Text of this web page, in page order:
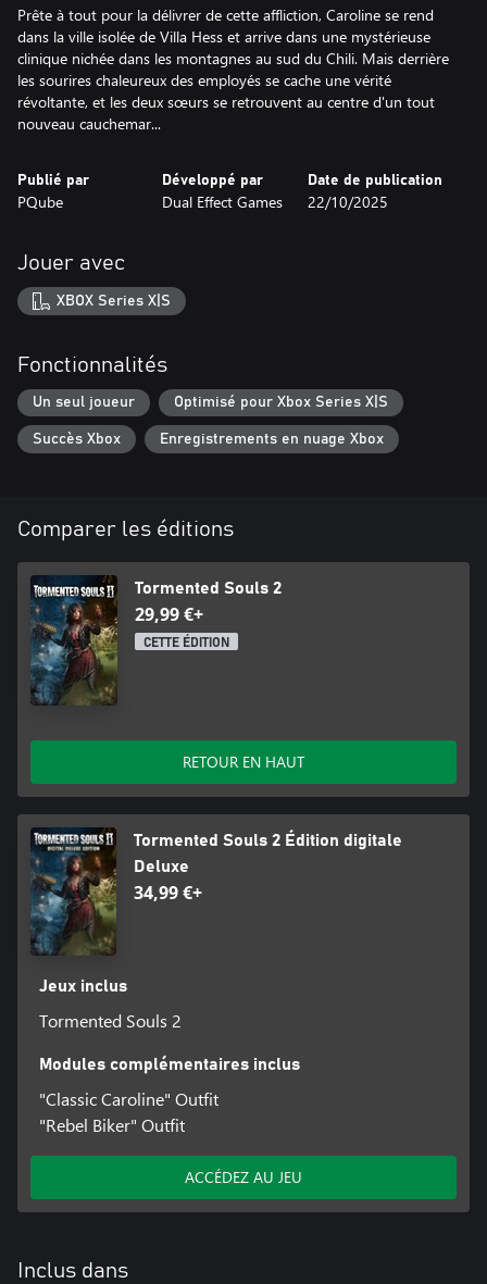
Prête à tout pour la délivrer de cette affliction, Caroline se rend
dans la ville isolée de Villa Hess et arrive dans une mystérieuse
clinique nichée dans les montagnes au sud du Chili. Mais derrière
les sourires chaleureux des employés se cache une vérité
révoltante, et les deux sœurs se retrouvent au centre d'un tout
nouveau cauchemar...
Publié par
PQube
Développé par
Dual Effect Games
Date de publication
22/10/2025
Jouer avec
XBOX Series X|S
Fonctionnalités
Un seul joueur Optimisé pour Xbox Series X|S
Succès Xbox Enregistrements en nuage Xbox
Comparer les éditions
Tormented Souls 2
29,99 €+
CETTE ÉDITION
RETOUR EN HAUT
Tormented Souls 2 Édition digitale
Deluxe
34,99 €+
Jeux inclus
Tormented Souls 2
Modules complémentaires inclus
"Classic Caroline" Outfit
"Rebel Biker" Outfit
ACCÉDEZ AU JEU
Inclus dans